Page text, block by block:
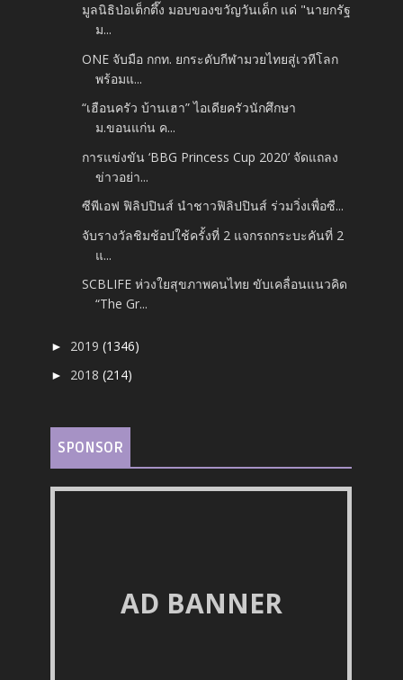
มูลนิธิป่อเต็กตึ๊ง มอบของขวัญวันเด็ก แด่ "นายกรัฐ
ม...
ONE จับมือ กกท. ยกระดับกีฬามวยไทยสู่เวทีโลก
พร้อมแ...
“เฮือนครัว บ้านเฮา” ไอเดียครัวนักศึกษา
ม.ขอนแก่น ค...
การแข่งขัน ‘BBG Princess Cup 2020’ จัดแถลง
ข่าวอย่า...
ซีพีเอฟ ฟิลิปปินส์ นำชาวฟิลิปปินส์ ร่วมวิ่งเพื่อซื...
จับรางวัลชิมช้อปใช้ครั้งที่ 2 แจกรถกระบะคันที่ 2
แ...
SCBLIFE ห่วงใยสุขภาพคนไทย ขับเคลื่อนแนวคิด
“The Gr...
► 2019(1346)
► 2018(214)
SPONSOR
AD BANNER